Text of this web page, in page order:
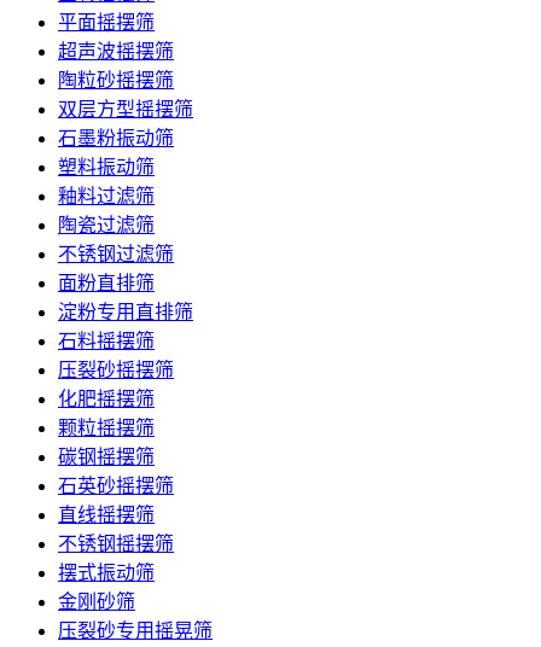
平面摇摆筛
超声波摇摆筛
陶粒砂摇摆筛
双层方型摇摆筛
石墨粉振动筛
塑料振动筛
釉料过滤筛
陶瓷过滤筛
不锈钢过滤筛
面粉直排筛
淀粉专用直排筛
石料摇摆筛
压裂砂摇摆筛
化肥摇摆筛
颗粒摇摆筛
碳钢摇摆筛
石英砂摇摆筛
直线摇摆筛
不锈钢摇摆筛
摆式振动筛
金刚砂筛
压裂砂专用摇晃筛